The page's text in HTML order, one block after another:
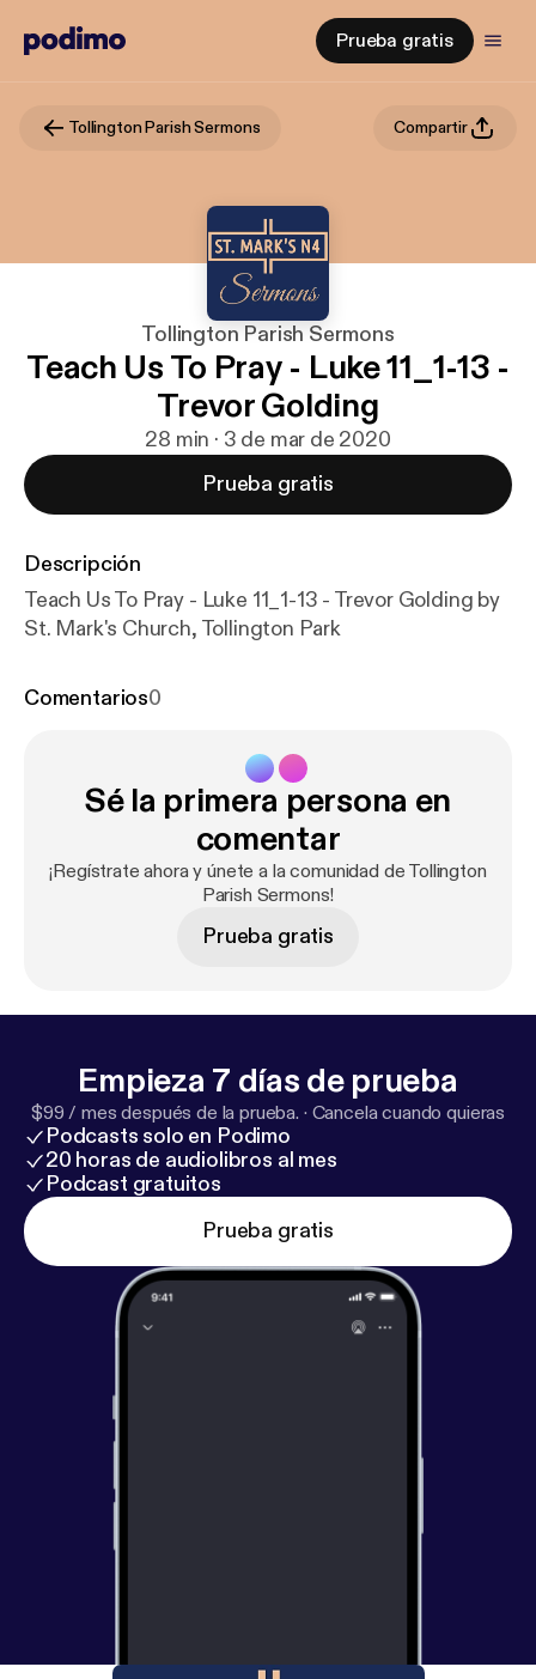
Prueba gratis
Tollington Parish Sermons Compartir
Tollington Parish Sermons
Teach Us To Pray - Luke 11_1-13 -
Trevor Golding
28 min · 3 de mar de 2020
Prueba gratis
Descripción
Teach Us To Pray - Luke 11_1-13 - Trevor Golding by
St. Mark's Church, Tollington Park
Comentarios0
Sé la primera persona en
comentar
¡Regístrate ahora y únete a la comunidad de Tollington
Parish Sermons!
Prueba gratis
Empieza 7 días de prueba
$99 / mes después de la prueba. · Cancela cuando quieras
Podcasts solo en Podimo
20 horas de audiolibros al mes
Podcast gratuitos
Prueba gratis